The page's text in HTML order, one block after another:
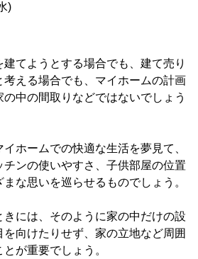
)
てようとする場合でも、建て売り
える場合でも、マイホームの計画
中の間取りなどではないでしょう
ホームでの快適な生活を夢見て、
ンの使いやすさ、子供部屋の位置
な思いを巡らせるものでしょう。
きには、そのように家の中だけの設
向けたりせず、家の立地など周囲
が重要でしょう。